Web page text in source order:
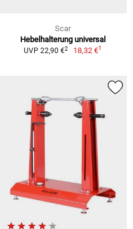
Scar
Hebelhalterung universal
UVP 22,90 €2 18,32 €1